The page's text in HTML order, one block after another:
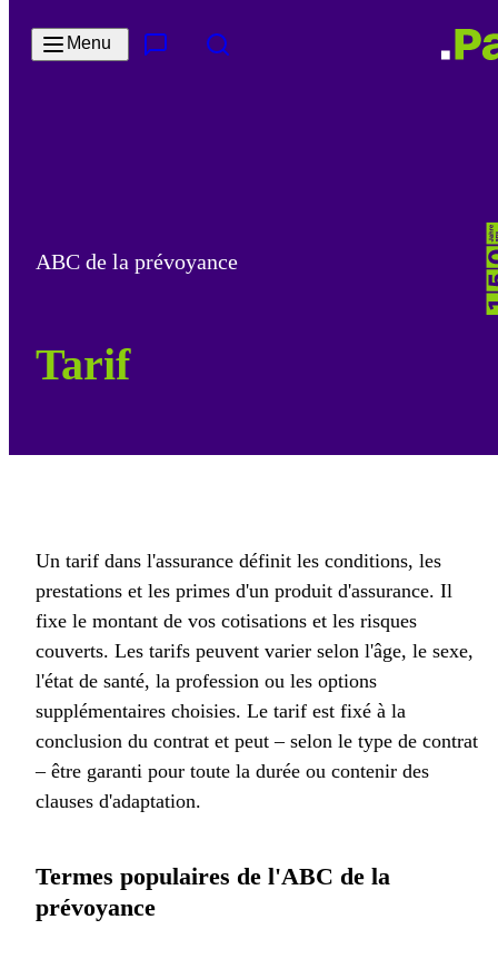
Menu
ABC de la prévoyance
Tarif
Un tarif dans l'assurance définit les conditions, les
prestations et les primes d'un produit d'assurance. Il
fixe le montant de vos cotisations et les risques
couverts. Les tarifs peuvent varier selon l'âge, le sexe,
l'état de santé, la profession ou les options
supplémentaires choisies. Le tarif est fixé à la
conclusion du contrat et peut – selon le type de contrat
– être garanti pour toute la durée ou contenir des
clauses d'adaptation.
Termes populaires de l'ABC de la
prévoyance